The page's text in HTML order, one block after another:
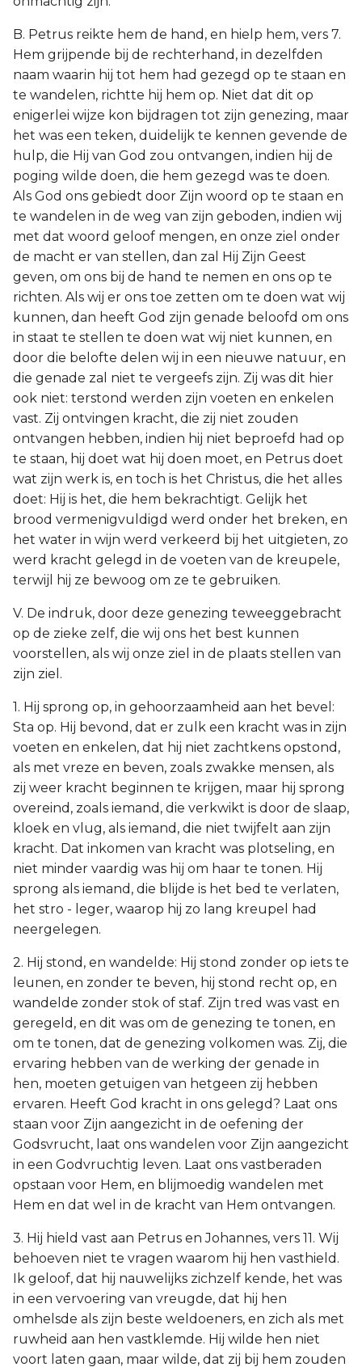
B. Petrus reikte hem de hand, en hielp hem, vers 7.
Hem grijpende bij de rechterhand, in dezelfden
naam waarin hij tot hem had gezegd op te staan en
te wandelen, richtte hij hem op. Niet dat dit op
enigerlei wijze kon bijdragen tot zijn genezing, maar
het was een teken, duidelijk te kennen gevende de
hulp, die Hij van God zou ontvangen, indien hij de
poging wilde doen, die hem gezegd was te doen.
Als God ons gebiedt door Zijn woord op te staan en
te wandelen in de weg van zijn geboden, indien wij
met dat woord geloof mengen, en onze ziel onder
de macht er van stellen, dan zal Hij Zijn Geest
geven, om ons bij de hand te nemen en ons op te
richten. Als wij er ons toe zetten om te doen wat wij
kunnen, dan heeft God zijn genade beloofd om ons
in staat te stellen te doen wat wij niet kunnen, en
door die belofte delen wij in een nieuwe natuur, en
die genade zal niet te vergeefs zijn. Zij was dit hier
ook niet: terstond werden zijn voeten en enkelen
vast. Zij ontvingen kracht, die zij niet zouden
ontvangen hebben, indien hij niet beproefd had op
te staan, hij doet wat hij doen moet, en Petrus doet
wat zijn werk is, en toch is het Christus, die het alles
doet: Hij is het, die hem bekrachtigt. Gelijk het
brood vermenigvuldigd werd onder het breken, en
het water in wijn werd verkeerd bij het uitgieten, zo
werd kracht gelegd in de voeten van de kreupele,
terwijl hij ze bewoog om ze te gebruiken.
V. De indruk, door deze genezing teweeggebracht
op de zieke zelf, die wij ons het best kunnen
voorstellen, als wij onze ziel in de plaats stellen van
zijn ziel.
1. Hij sprong op, in gehoorzaamheid aan het bevel:
Sta op. Hij bevond, dat er zulk een kracht was in zijn
voeten en enkelen, dat hij niet zachtkens opstond,
als met vreze en beven, zoals zwakke mensen, als
zij weer kracht beginnen te krijgen, maar hij sprong
overeind, zoals iemand, die verkwikt is door de slaap,
kloek en vlug, als iemand, die niet twijfelt aan zijn
kracht. Dat inkomen van kracht was plotseling, en
niet minder vaardig was hij om haar te tonen. Hij
sprong als iemand, die blijde is het bed te verlaten,
het stro - leger, waarop hij zo lang kreupel had
neergelegen.
2. Hij stond, en wandelde: Hij stond zonder op iets te
leunen, en zonder te beven, hij stond recht op, en
wandelde zonder stok of staf. Zijn tred was vast en
geregeld, en dit was om de genezing te tonen, en
om te tonen, dat de genezing volkomen was. Zij, die
ervaring hebben van de werking der genade in
hen, moeten getuigen van hetgeen zij hebben
ervaren. Heeft God kracht in ons gelegd? Laat ons
staan voor Zijn aangezicht in de oefening der
Godsvrucht, laat ons wandelen voor Zijn aangezicht
in een Godvruchtig leven. Laat ons vastberaden
opstaan voor Hem, en blijmoedig wandelen met
Hem en dat wel in de kracht van Hem ontvangen.
3. Hij hield vast aan Petrus en Johannes, vers 11. Wij
behoeven niet te vragen waarom hij hen vasthield.
Ik geloof, dat hij nauwelijks zichzelf kende, het was
in een vervoering van vreugde, dat hij hen
omhelsde als zijn beste weldoeners, en zich als met
ruwheid aan hen vastklemde. Hij wilde hen niet
voort laten gaan, maar wilde, dat zij bij hem zouden